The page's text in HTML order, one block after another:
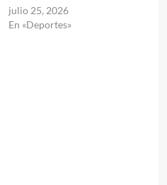
julio 25, 2026
En «Deportes»